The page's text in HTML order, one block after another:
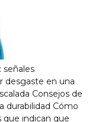
señales
desgaste en una
Consejos de
durabilidad Cómo
que indican que